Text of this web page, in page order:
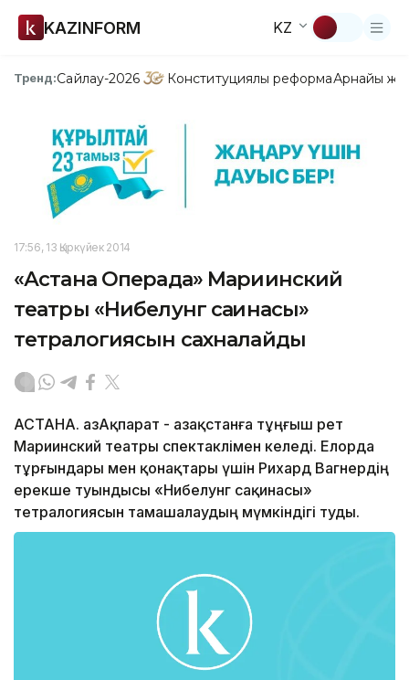
KAZINFORM KZ
Тренд:Сайлау-2026 Конституциялық реформаАрнайы
17:56, 13 Қыркүйек 2014
«Астана Операда» Мариинский
театры «Нибелунг сақинасы»
тетралогиясын сахналайды
АСТАНА. ҚазАқпарат - Қазақстанға тұңғыш рет
Мариинский театры спектаклімен келеді. Елорда
тұрғындары мен қонақтары үшін Рихард Вагнердің
ерекше туындысы «Нибелунг сақинасы»
тетралогиясын тамашалаудың мүмкіндігі туды.